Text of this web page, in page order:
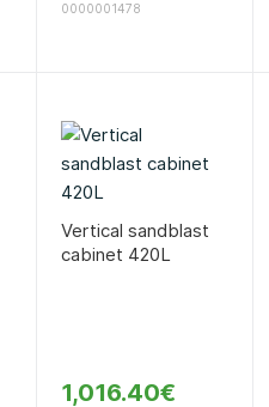
0000001478
Vertical sandblast
cabinet 420L
1,016.40€